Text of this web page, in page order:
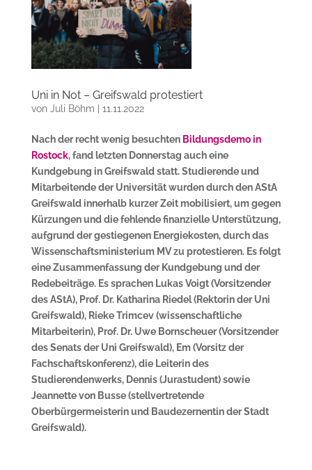
Uni in Not – Greifswald protestiert
von Juli Böhm 11.11.2022
Nach der recht wenig besuchten Bildungsdemo in
Rostock, fand letzten Donnerstag auch eine
Kundgebung in Greifswald statt. Studierende und
Mitarbeitende der Universität wurden durch den AStA
Greifswald innerhalb kurzer Zeit mobilisiert, um gegen
Kürzungen und die fehlende finanzielle Unterstützung,
aufgrund der gestiegenen Energiekosten, durch das
Wissenschaftsministerium MV zu protestieren. Es folgt
eine Zusammenfassung der Kundgebung und der
Redebeiträge. Es sprachen Lukas Voigt (Vorsitzender
des AStA), Prof. Dr. Katharina Riedel (Rektorin der Uni
Greifswald), Rieke Trimcev (wissenschaftliche
Mitarbeiterin), Prof. Dr. Uwe Bornscheuer (Vorsitzender
des Senats der Uni Greifswald), Em (Vorsitz der
Fachschaftskonferenz), die Leiterin des
Studierendenwerks, Dennis (Jurastudent) sowie
Jeannette von Busse (stellvertretende
Oberbürgermeisterin und Baudezernentin der Stadt
Greifswald).